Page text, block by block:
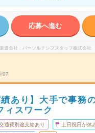
応募へ進む
派遣会社 パーソルテンプスタッフ株式会社
07
績あり】大手で事務
ィスワーク
通費別途支給あり 土日祝日が休